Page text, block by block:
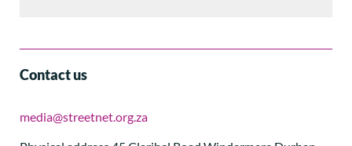
Contact us
media@streetnet.org.za